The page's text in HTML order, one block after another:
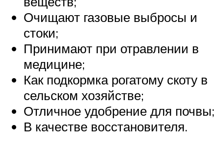
Очищают газовые выбросы и
стоки;
Принимают при отравлении в
медицине;
Как подкормка рогатому скоту в
сельском хозяйстве;
Отличное удобрение для почвы;
В качестве восстановителя.